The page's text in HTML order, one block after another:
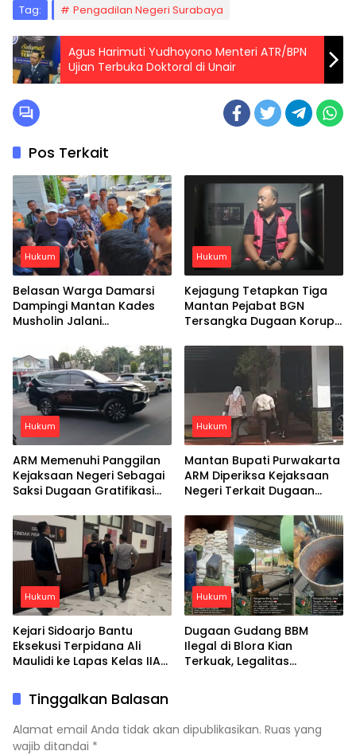
Tag: Pengadilan Negeri Surabaya
Agus Harimuti Yudhoyono Menteri ATR/BPN
Ujian Terbuka Doktoral di Unair
Pos Terkait
Hukum
Belasan Warga Damarsi
Dampingi Mantan Kades
Musholin Jalani
Sidoarjo
Hukum
Kejagung Tetapkan Tiga
Mantan Pejabat BGN
Tersangka Dugaan Korupsi
Hukum
ARM Memenuhi Panggilan
Kejaksaan Negeri Sebagai
Saksi Dugaan Gratifikasi
Hukum
Mantan Bupati Purwakarta
ARM Diperiksa Kejaksaan
Negeri Terkait Dugaan
Hukum
Kejari Sidoarjo Bantu
Eksekusi Terpidana Ali
Maulidi ke Lapas Kelas IIA
Hukum
Dugaan Gudang BBM
Ilegal di Blora Kian
Terkuak, Legalitas
Tinggalkan Balasan
Alamat email Anda tidak akan dipublikasikan. Ruas yang
wajib ditandai *